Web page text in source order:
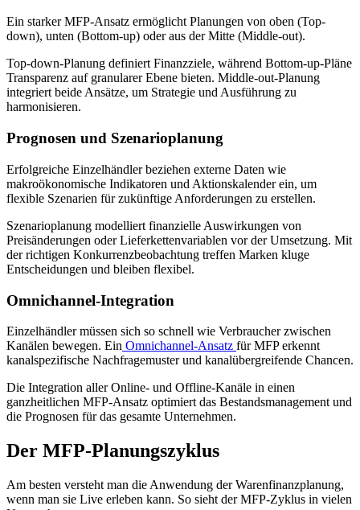
Ein starker MFP-Ansatz ermöglicht Planungen von oben (Top-
down), unten (Bottom-up) oder aus der Mitte (Middle-out).
Top-down-Planung definiert Finanzziele, während Bottom-up-Pläne
Transparenz auf granularer Ebene bieten. Middle-out-Planung
integriert beide Ansätze, um Strategie und Ausführung zu
harmonisieren.
Prognosen und Szenarioplanung
Erfolgreiche Einzelhändler beziehen externe Daten wie
makroökonomische Indikatoren und Aktionskalender ein, um
flexible Szenarien für zukünftige Anforderungen zu erstellen.
Szenarioplanung modelliert finanzielle Auswirkungen von
Preisänderungen oder Lieferkettenvariablen vor der Umsetzung. Mit
der richtigen Konkurrenzbeobachtung treffen Marken kluge
Entscheidungen und bleiben flexibel.
Omnichannel-Integration
Einzelhändler müssen sich so schnell wie Verbraucher zwischen
Kanälen bewegen. Ein Omnichannel-Ansatz für MFP erkennt
kanalspezifische Nachfragemuster und kanalübergreifende Chancen.
Die Integration aller Online- und Offline-Kanäle in einen
ganzheitlichen MFP-Ansatz optimiert das Bestandsmanagement und
die Prognosen für das gesamte Unternehmen.
Der MFP-Planungszyklus
Am besten versteht man die Anwendung der Warenfinanzplanung,
wenn man sie Live erleben kann. So sieht der MFP-Zyklus in vielen